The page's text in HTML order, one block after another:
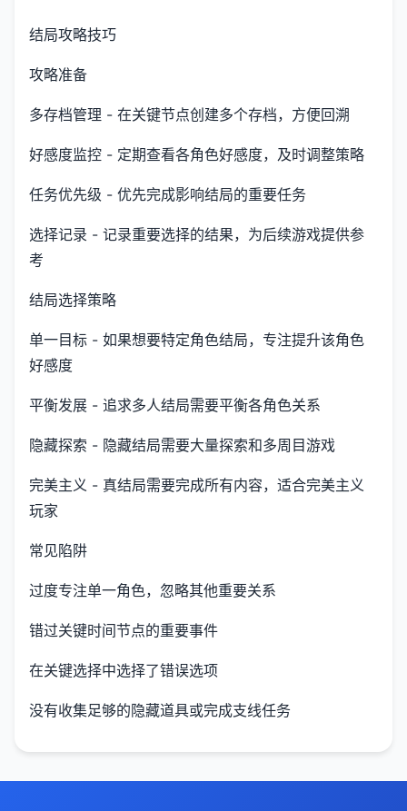
结局攻略技巧
攻略准备
多存档管理 - 在关键节点创建多个存档，方便回溯
好感度监控 - 定期查看各角色好感度，及时调整策略
任务优先级 - 优先完成影响结局的重要任务
选择记录 - 记录重要选择的结果，为后续游戏提供参
考
结局选择策略
单一目标 - 如果想要特定角色结局，专注提升该角色
好感度
平衡发展 - 追求多人结局需要平衡各角色关系
隐藏探索 - 隐藏结局需要大量探索和多周目游戏
完美主义 - 真结局需要完成所有内容，适合完美主义
玩家
常见陷阱
过度专注单一角色，忽略其他重要关系
错过关键时间节点的重要事件
在关键选择中选择了错误选项
没有收集足够的隐藏道具或完成支线任务